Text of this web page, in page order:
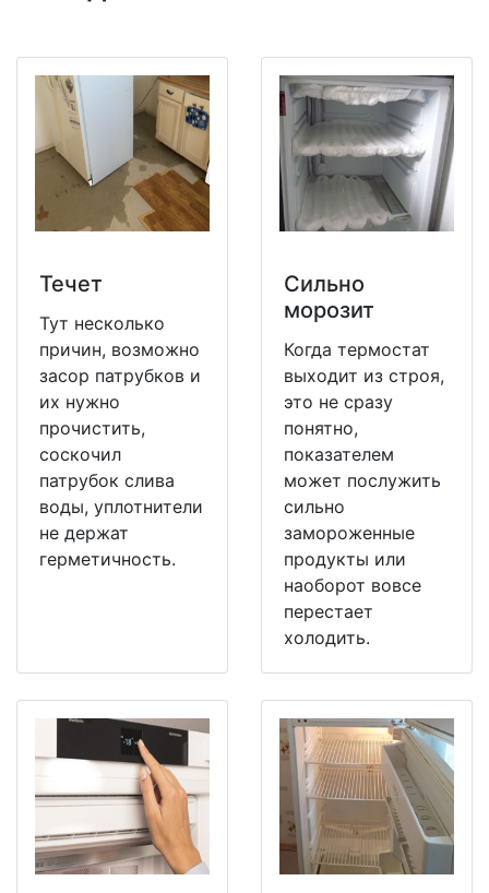
Течет
Тут несколько
причин, возможно
засор патрубков и
их нужно
прочистить,
соскочил
патрубок слива
воды, уплотнители
не держат
герметичность.
Сильно
морозит
Когда термостат
выходит из строя,
это не сразу
понятно,
показателем
может послужить
сильно
замороженные
продукты или
наоборот вовсе
перестает
холодить.